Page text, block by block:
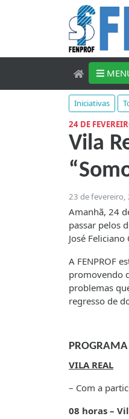
Iniciativas
24 DE
Vila
23 de fevereiro,
Amanhã, 24
passar pelos
José
A FENPROF
promovendo
problemas
regresso de
VILA REAL
– Com a
08 horas –